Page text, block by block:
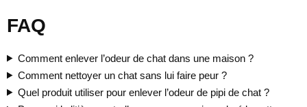
FAQ
Comment enlever l’odeur de chat dans une maison ?
Comment nettoyer un chat sans lui faire peur ?
Quel produit utiliser pour enlever l’odeur de pipi de chat ?